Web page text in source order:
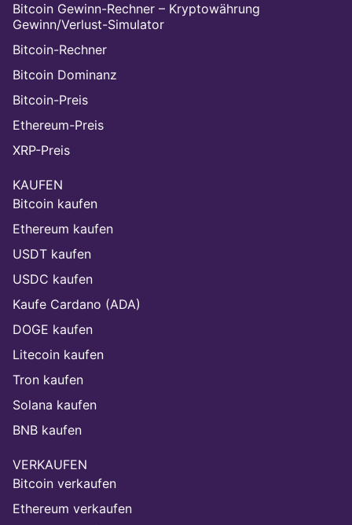
Bitcoin Gewinn-Rechner – Kryptowährung
Gewinn/Verlust-Simulator
Bitcoin-Rechner
Bitcoin Dominanz
Bitcoin-Preis
Ethereum-Preis
XRP-Preis
KAUFEN
Bitcoin kaufen
Ethereum kaufen
USDT kaufen
USDC kaufen
Kaufe Cardano (ADA)
DOGE kaufen
Litecoin kaufen
Tron kaufen
Solana kaufen
BNB kaufen
VERKAUFEN
Bitcoin verkaufen
Ethereum verkaufen